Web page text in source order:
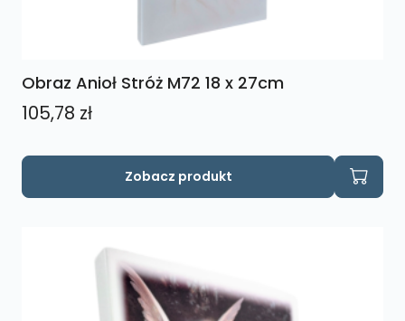
Obraz Anioł Stróż M72 18 x 27cm
105,78 zł
Zobacz produkt